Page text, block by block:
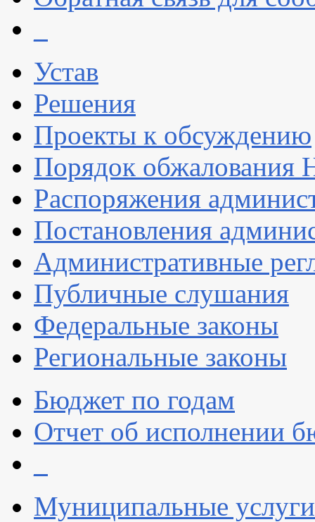
Устав
Решения
Проекты к обсуждению
Порядок
Распоряжения
Постановления
Административные
Публичные слушания
Федеральные законы
Региональные законы
Бюджет по годам
Отчет об исполнении
Муниципальные услуги